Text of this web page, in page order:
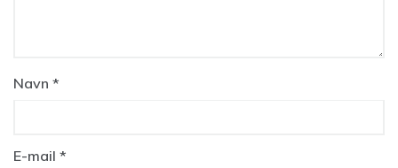
Navn *
E-mail *